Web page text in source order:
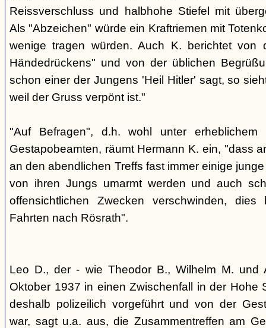
Reissverschluss und halbhohe Stiefel mit
Als "Abzeichen" würde ein Kraftriemen mit
wenige tragen würden. Auch K. berichtet von
Händedrückens" und von der üblichen
schon einer der Jungens 'Heil Hitler' sagt, so
weil der Gruss verpönt ist."
"Auf Befragen", d.h. wohl unter erheblichem
Gestapobeamten, räumt Hermann K. ein, "dass
an den abendlichen Treffs fast immer einige
von ihren Jungs umarmt werden und auch
offensichtlichen Zwecken verschwinden,
Fahrten nach Rösrath".
Leo D., der - wie Theodor B., Wilhelm M. und
Oktober 1937 in einen Zwischenfall in der Hohe
deshalb polizeilich vorgeführt und von der
war, sagt u.a. aus, die Zusammentreffen am